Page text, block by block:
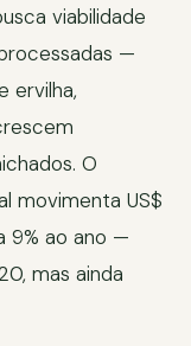
viabilidade
—
ervilha,
O
movimenta US$
9% ao ano —
mas ainda